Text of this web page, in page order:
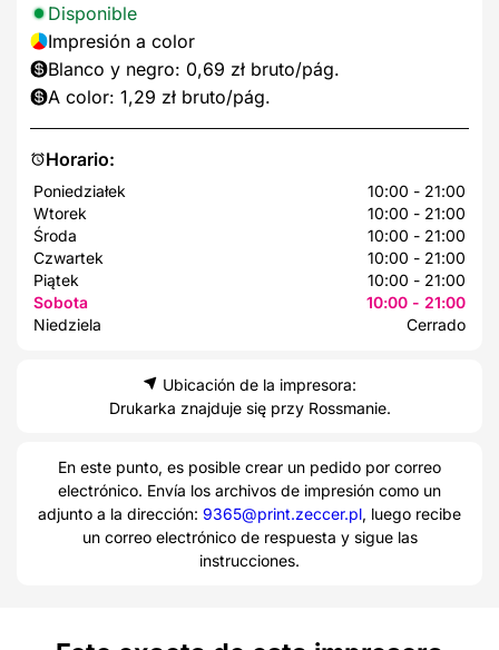
Horario:
Poniedziałek
10:00 - 21:00
Wtorek
10:00 - 21:00
Środa
10:00 - 21:00
Czwartek
10:00 - 21:00
Piątek
10:00 - 21:00
Sobota
10:00 - 21:00
Niedziela
Cerrado
Disponible
Impresión a color
Blanco y negro: 0,69 zł bruto/pág.
A color: 1,29 zł bruto/pág.
Ubicación de la impresora:
Drukarka znajduje się przy Rossmanie.
En este punto, es posible crear un pedido por correo
electrónico. Envía los archivos de impresión como un
adjunto a la dirección: 9365@print.zeccer.pl, luego recibe
un correo electrónico de respuesta y sigue las
instrucciones.